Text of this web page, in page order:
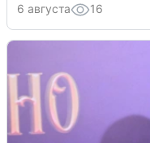
6 августа 16